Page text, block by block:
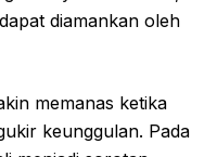
diamankan oleh
memanas ketika
keunggulan. Pada